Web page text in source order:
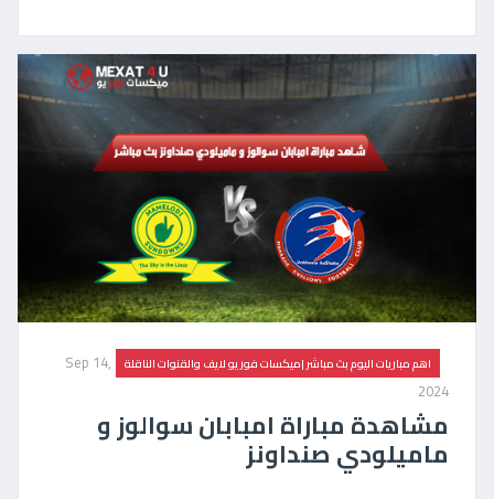
اهم مباريات اليوم بث مباشر |ميكسات فور يو لايف والقنوات الناقلة
Sep 14,
2024
مشاهدة مباراة امبابان سوالوز و
ماميلودي صنداونز